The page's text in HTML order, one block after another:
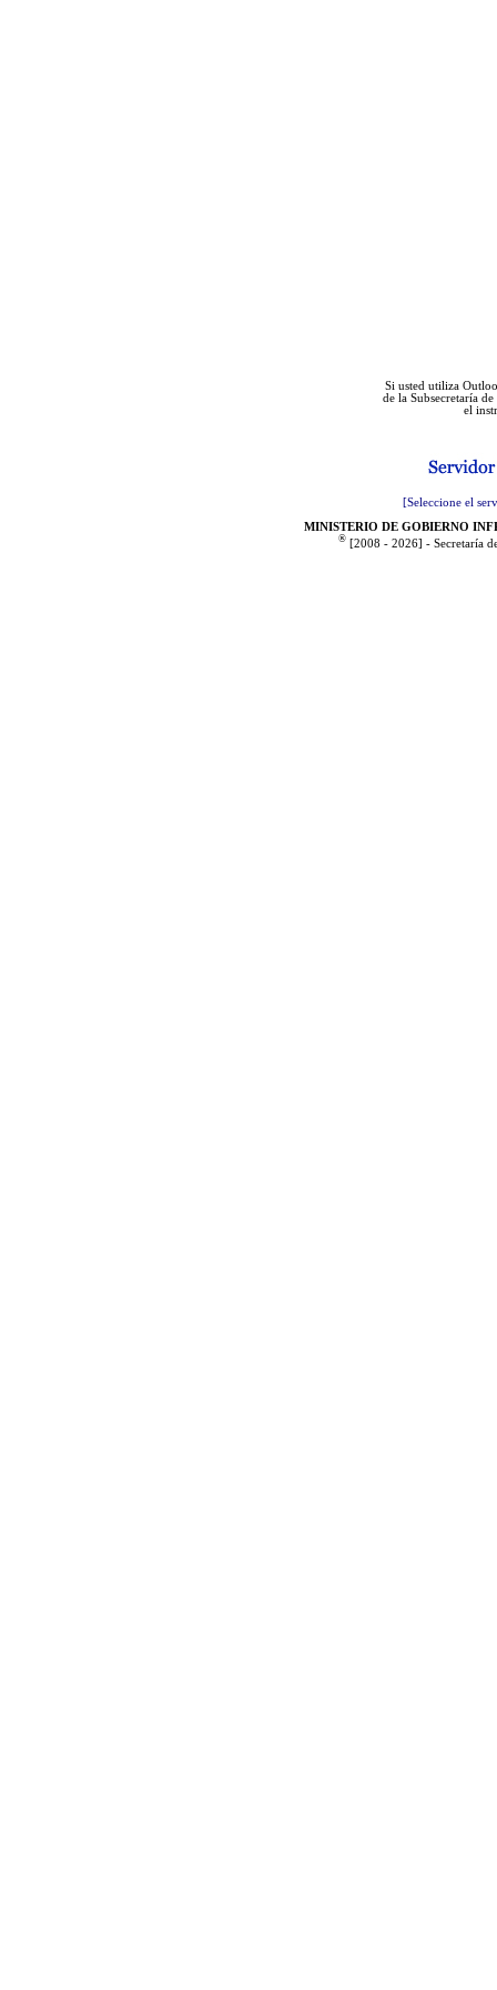
Si usted utiliza
de la Subsecretaría
el
[Seleccione el
MINISTERIO DE GOBIERNO
® [2008 - 2026] - Secretaría